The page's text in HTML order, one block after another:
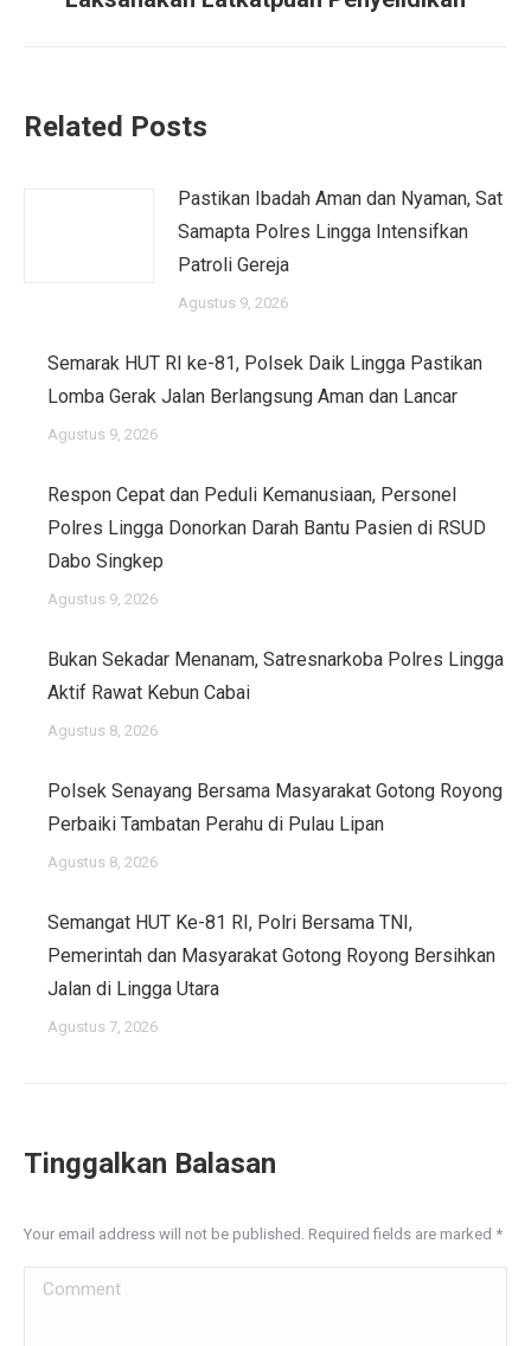
post:
Related Posts
Pastikan Ibadah Aman dan Nyaman, Sat
Samapta Polres Lingga Intensifkan
Patroli Gereja
Agustus 9, 2026
Semarak HUT RI ke-81, Polsek Daik Lingga Pastikan
Lomba Gerak Jalan Berlangsung Aman dan Lancar
Agustus 9, 2026
Respon Cepat dan Peduli Kemanusiaan, Personel
Polres Lingga Donorkan Darah Bantu Pasien di RSUD
Dabo Singkep
Agustus 9, 2026
Bukan Sekadar Menanam, Satresnarkoba Polres Lingga
Aktif Rawat Kebun Cabai
Agustus 8, 2026
Polsek Senayang Bersama Masyarakat Gotong Royong
Perbaiki Tambatan Perahu di Pulau Lipan
Agustus 8, 2026
Semangat HUT Ke-81 RI, Polri Bersama TNI,
Pemerintah dan Masyarakat Gotong Royong Bersihkan
Jalan di Lingga Utara
Agustus 7, 2026
Tinggalkan Balasan
Your email address will not be published. Required fields are marked *
Comment